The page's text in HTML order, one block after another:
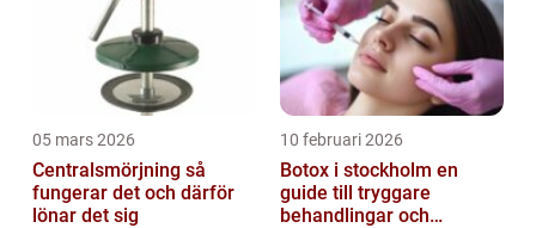
05 mars 2026
Centralsmörjning så
fungerar det och därför
lönar det sig
10 februari 2026
Botox i stockholm en
guide till tryggare
behandlingar och